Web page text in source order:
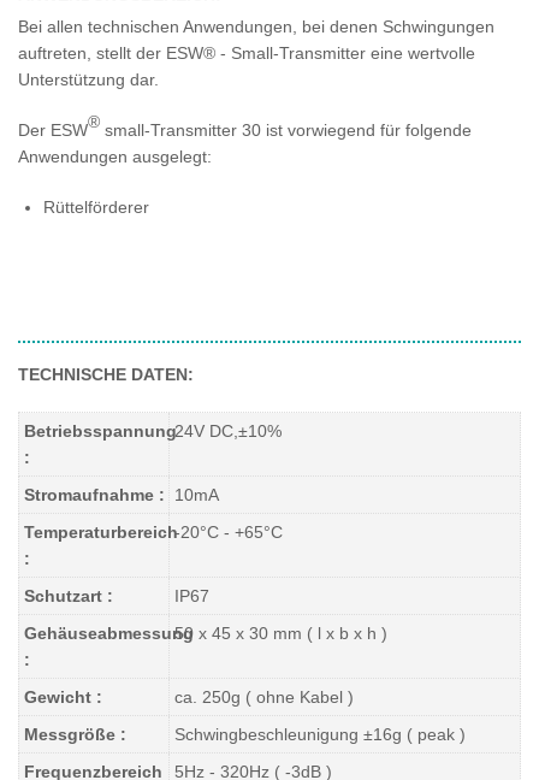
Bei allen technischen Anwendungen, bei denen Schwingungen
auftreten, stellt der ESW® - Small-Transmitter eine wertvolle
Unterstützung dar.
Der ESW® small-Transmitter 30 ist vorwiegend für folgende
Anwendungen ausgelegt:
Rüttelförderer
TECHNISCHE DATEN:
Betriebsspannung
:
24V DC,±10%
Stromaufnahme :
10mA
Temperaturbereich
:
-20°C - +65°C
Schutzart :
IP67
Gehäuseabmessung
:
50 x 45 x 30 mm ( l x b x h )
Gewicht :
ca. 250g ( ohne Kabel )
Messgröße :
Schwingbeschleunigung ±16g ( peak )
Frequenzbereich
5Hz - 320Hz ( -3dB )